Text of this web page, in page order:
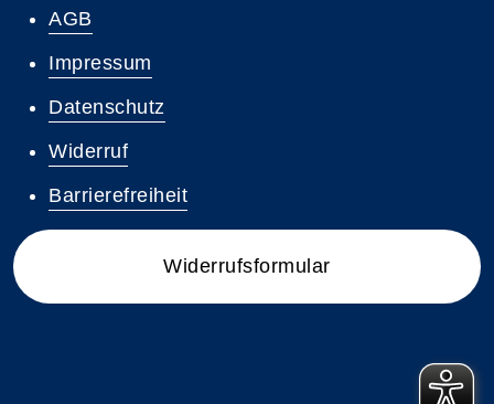
AGB
Impressum
Datenschutz
Widerruf
Barrierefreiheit
Widerrufsformular